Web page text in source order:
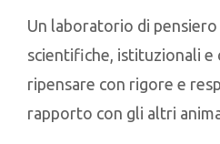
Un laboratorio di pensiero
scientifiche, istituzionali
ripensare con rigore e
rapporto con gli altri